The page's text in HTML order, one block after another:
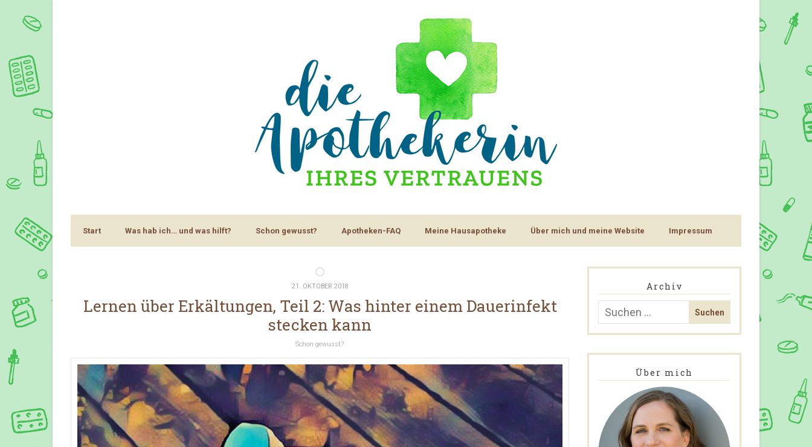
Start Was hab ich… und was hilft? Schon gewusst? Apotheken-FAQ Meine Hausapotheke Über mich und meine Website Impressum
21. OKTOBER 2018
Lernen über Erkältungen, Teil 2: Was hinter einem Dauerinfekt
stecken kann
Schon gewusst?
Archiv
Über mich